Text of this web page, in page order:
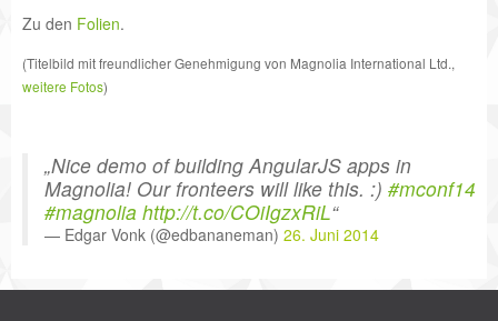
Zu den Folien.
(Titelbild mit freundlicher Genehmigung von Magnolia International Ltd.,
weitere Fotos)
Nice demo of building AngularJS apps in
Magnolia! Our fronteers will like this. :) #mconf14
#magnolia http://t.co/COiIgzxRiL
— Edgar Vonk (@edbananeman) 26. Juni 2014